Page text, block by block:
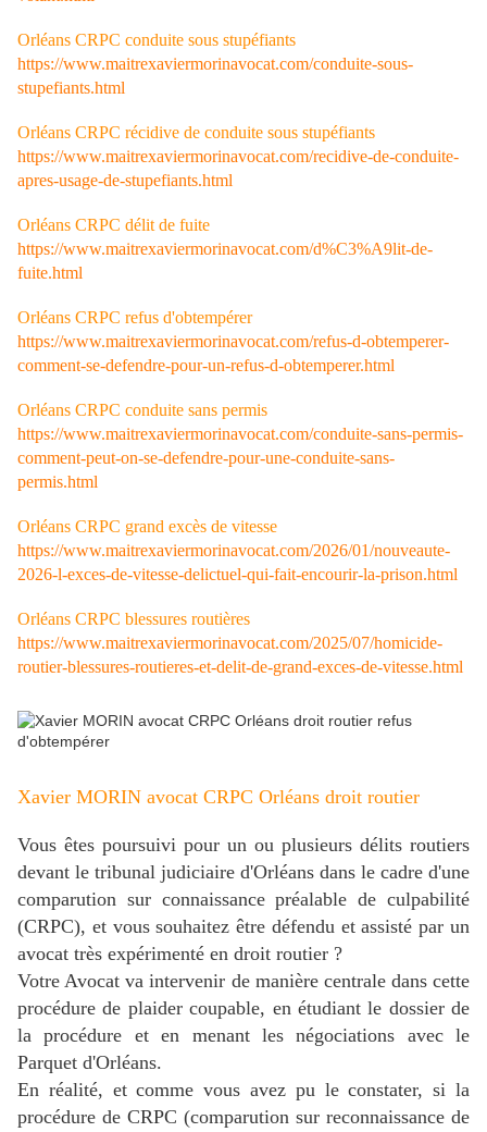
Orléans CRPC conduite sous stupéfiants
https://www.maitrexaviermorinavocat.com/conduite-sous-
stupefiants.html
Orléans CRPC récidive de conduite sous stupéfiants
https://www.maitrexaviermorinavocat.com/recidive-de-conduite-
apres-usage-de-stupefiants.html
Orléans CRPC délit de fuite
https://www.maitrexaviermorinavocat.com/d%C3%A9lit-de-
fuite.html
Orléans CRPC refus d'obtempérer
https://www.maitrexaviermorinavocat.com/refus-d-obtemperer-
comment-se-defendre-pour-un-refus-d-obtemperer.html
Orléans CRPC conduite sans permis
https://www.maitrexaviermorinavocat.com/conduite-sans-permis-
comment-peut-on-se-defendre-pour-une-conduite-sans-
permis.html
Orléans CRPC grand excès de vitesse
https://www.maitrexaviermorinavocat.com/2026/01/nouveaute-
2026-l-exces-de-vitesse-delictuel-qui-fait-encourir-la-prison.html
Orléans CRPC blessures routières
https://www.maitrexaviermorinavocat.com/2025/07/homicide-
routier-blessures-routieres-et-delit-de-grand-exces-de-vitesse.html
Xavier MORIN avocat CRPC Orléans droit routier
Vous êtes poursuivi pour un ou plusieurs délits routiers
devant le tribunal judiciaire d'Orléans dans le cadre d'une
comparution sur connaissance préalable de culpabilité
(CRPC), et vous souhaitez être défendu et assisté par un
avocat très expérimenté en droit routier ?
Votre Avocat va intervenir de manière centrale dans cette
procédure de plaider coupable, en étudiant le dossier de
la procédure et en menant les négociations avec le
Parquet d'Orléans.
En réalité, et comme vous avez pu le constater, si la
procédure de CRPC (comparution sur reconnaissance de